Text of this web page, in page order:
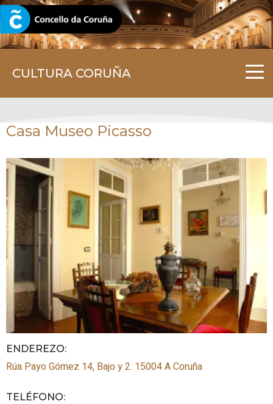
CULTURA CORUÑA
CORUNA.GAL
Casa Museo Picasso
ENDEREZO:
Rúa Payo Gómez 14, Bajo y 2. 15004A Coruña
TELÉFONO: